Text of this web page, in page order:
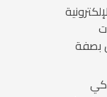
بصفة
كي